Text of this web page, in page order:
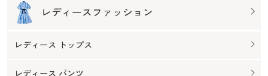
レディースファッション
レディース トップス
レディース パンツ